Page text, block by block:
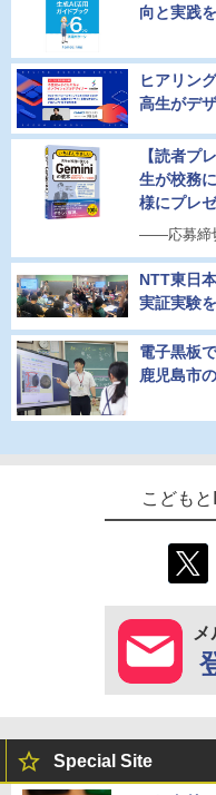
向と実践
ヒアリン
高生がデ
【読者プ
生が校務
様にプレ
――応募締
NTT東日
実証実験
電子黒板
鹿児島市
こども
メ
Special Site